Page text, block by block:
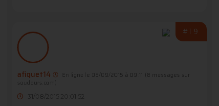
#19
afiquet14 En ligne le 05/09/2015 à 09:11
(8 messages sur
soudeurs.com)
31/08/2015 20:01:52